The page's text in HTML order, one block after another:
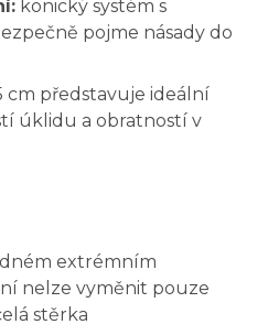
konický systém s
pojme násady do
cm představuje ideální
úklidu a obratností v
extrémním
nelze vyměnit pouze
stěrka